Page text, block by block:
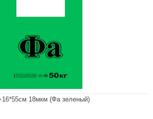
18мкм (Фа зеленый)